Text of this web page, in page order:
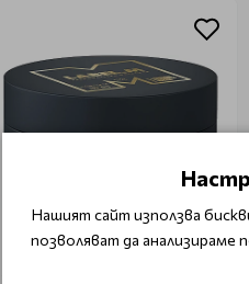
Нашият сайт използва
позволяват да